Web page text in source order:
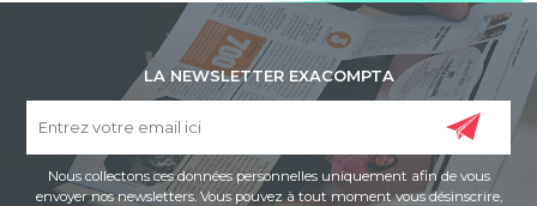
LA NEWSLETTER EXACOMPTA
Nous collectons ces données personnelles uniquement afin de vous
envoyer nos newsletters. Vous pouvez à tout moment vous désinscrire,